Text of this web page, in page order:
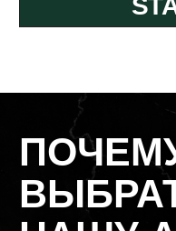
Мы имеем государственную
контролируемую
образования и, в рамках
нашим студентам дипломы
внесённого в систему ФИС
Гос. лицензия на
Нам важно поставить Вам